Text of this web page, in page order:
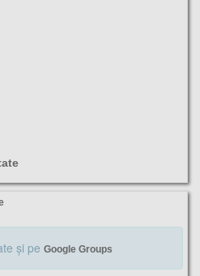
şi pe Google Groups